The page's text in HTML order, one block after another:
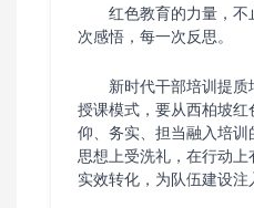
红色教育的力量，
次感悟，每一次反思。
新时代干部培训提
授课模式，要从西柏坡
仰、务实、担当融入培
思想上受洗礼，在行动
实效转化，为队伍建设注